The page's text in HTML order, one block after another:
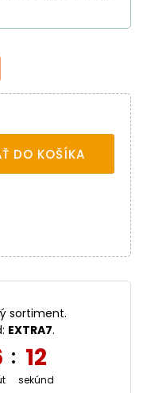
DO KOŠÍKA
sortiment.
EXTRA7.
: 11
sekúnd